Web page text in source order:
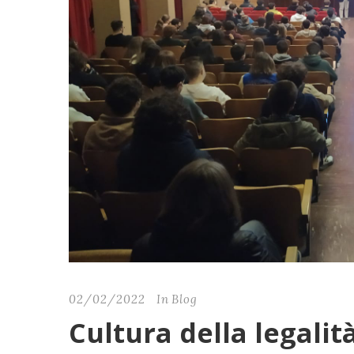
02/02/2022 In Blog
Cultura della